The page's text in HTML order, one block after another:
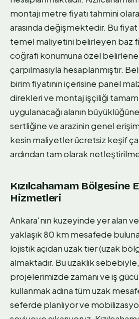
montajı metre fiyatı tahmini
arasında değişmektedir. Bu fiyat
temel maliyetini belirleyen baz
coğrafi konumuna özel
çarpılmasıyla hesaplanmıştır.
birim fiyatının içerisine panel
direkleri ve montaj işçiliği
uygulanacağı alanın
sertliğine ve arazinin genel
kesin maliyetler ücretsiz keşif
ardından tam olarak
Kızılcahamam Bölgesine
Hizmetleri
Ankara'nın kuzeyinde yer alan
yaklaşık 80 km mesafede
lojistik açıdan uzak tier (uzak
almaktadır. Bu uzaklık
projelerimizde zamanı ve iş
kullanmak adına tüm uzak
seferde planlıyor ve